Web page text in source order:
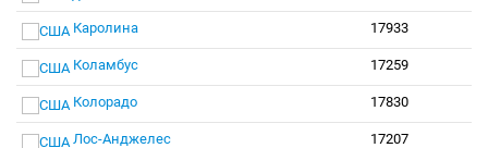
Каролина 17933
Коламбус 17259
Колорадо 17830
Лос-Анджелес 17207